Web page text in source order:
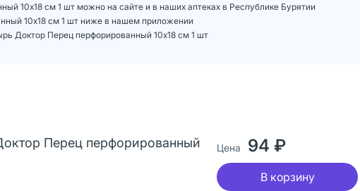
10х18 см 1 шт можно на сайте и в наших аптеках в Республике Бурятии
10х18 см 1 шт ниже в нашем приложении
Доктор Перец перфорированный 10х18 см 1 шт
Перец перфорированный
Цена 94 ₽
В корзину